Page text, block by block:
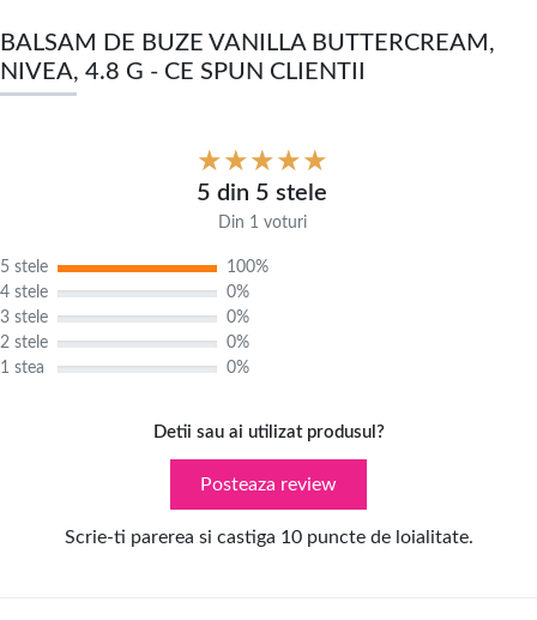
BALSAM DE BUZE VANILLA BUTTERCREAM,
NIVEA, 4.8 G - CE SPUN CLIENTII
5 din 5 stele
Din 1 voturi
5 stele
100%
4 stele
0%
3 stele
0%
2 stele
0%
1 stea
0%
Detii sau ai utilizat produsul?
Posteaza review
Scrie-ti parerea si castiga 10 puncte de loialitate.